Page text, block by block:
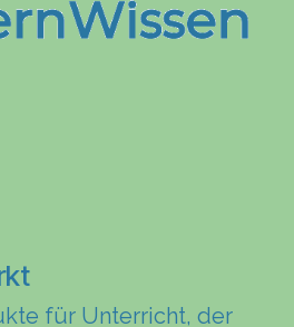
für Unterricht, der